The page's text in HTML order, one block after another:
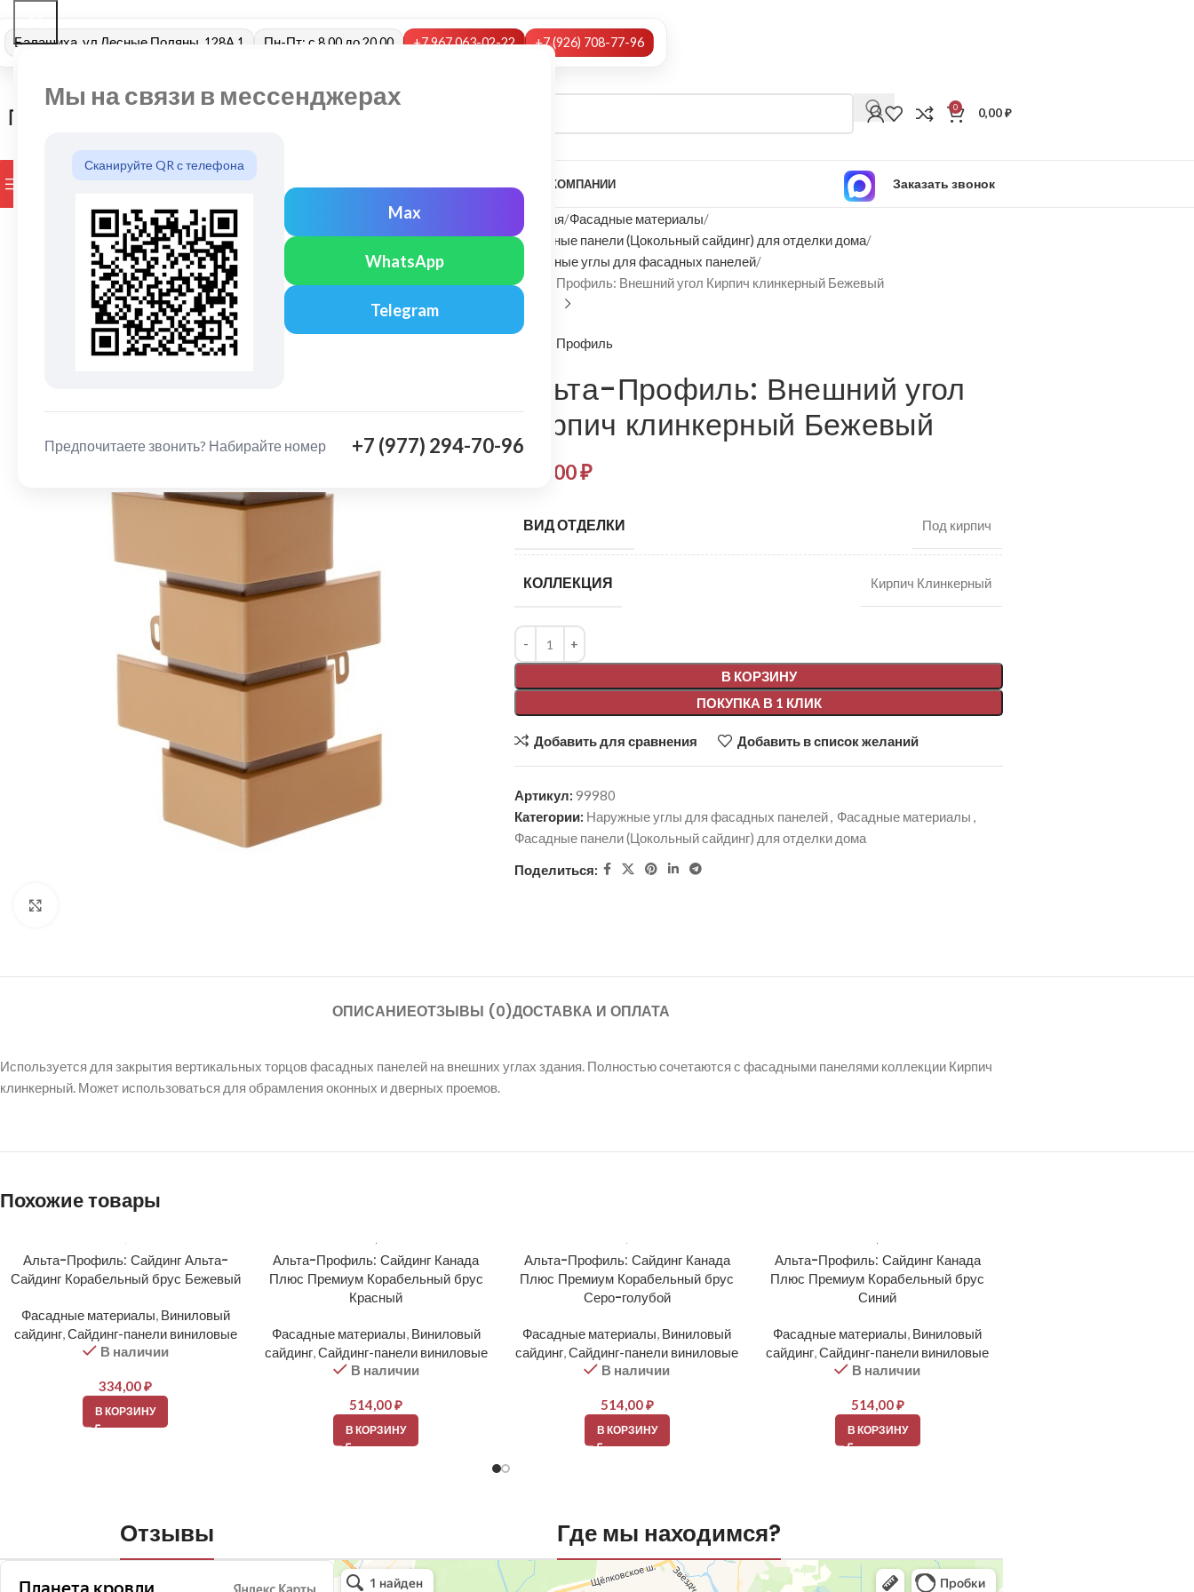
Мы на связи в мессенджерах
Сканируйте QR с телефона
Max
WhatsApp
Telegram
Предпочитаете звонить? Набирайте номер +7 (977) 294-70-96
Балашиха, ул Лесные Поляны, 128А 1 Пн-Пт: с 8.00 до 20.00 +7 967 063-02-22 +7 (926) 708-77-96
0 0,00₽
ПРОСМОТР КАТЕГОРИЙ БРЕНДЫ О КОМПАНИИ Заказать звонок
Главная Фасадные материалы
Фасадные панели (Цокольный сайдинг) для отделки дома
Наружные углы для фасадных панелей
Альта-Профиль: Внешний угол Кирпич клинкерный Бежевый
Альта-Профиль
Альта-Профиль: Внешний угол
Кирпич клинкерный Бежевый
676,00₽
ВИД ОТДЕЛКИ Под кирпич
КОЛЛЕКЦИЯ Кирпич Клинкерный
В КОРЗИНУ
ПОКУПКА В 1 КЛИК
Alternative:
Добавить для сравнения Добавить в список желаний
Артикул:99980
Категории: Наружные углы для фасадных панелей, Фасадные материалы ,
Фасадные панели (Цокольный сайдинг) для отделки дома
Поделиться:
ОПИСАНИЕОТЗЫВЫ (0)ДОСТАВКА И ОПЛАТА
Используется для закрытия вертикальных торцов фасадных панелей на внешних углах здания. Полностью сочетаются с фасадными панелями коллекции Кирпич
клинкерный. Может использоваться для обрамления оконных и дверных проемов.
Похожие товары
Альта-Профиль: Сайдинг Альта-
Сайдинг Корабельный брус Бежевый
Фасадные материалы, Виниловый
сайдинг,Сайдинг-панели виниловые
В наличии
334,00₽
В КОРЗИНУ
Альта-Профиль: Сайдинг Канада
Плюс Премиум Корабельный брус
Красный
Фасадные материалы, Виниловый
сайдинг,Сайдинг-панели виниловые
В наличии
514,00₽
В КОРЗИНУ
Альта-Профиль: Сайдинг Канада
Плюс Премиум Корабельный брус
Серо-голубой
Фасадные материалы, Виниловый
сайдинг,Сайдинг-панели виниловые
В наличии
514,00₽
В КОРЗИНУ
Альта-Профиль: Сайдинг Канада
Плюс Премиум Корабельный брус
Синий
Фасадные материалы, Виниловый
сайдинг,Сайдинг-панели виниловые
В наличии
514,00₽
В КОРЗИНУ
Отзывы Где мы находимся?
Планета кровли
Кровля и кровельные материалы в Балашихе